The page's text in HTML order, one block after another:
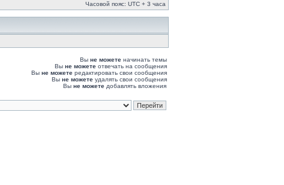
Часовой пояс: UTC + 3 часа
Вы не можете начинать темы
Вы не можете отвечать на сообщения
Вы не можете редактировать свои сообщения
Вы не можете удалять свои сообщения
Вы не можете добавлять вложения